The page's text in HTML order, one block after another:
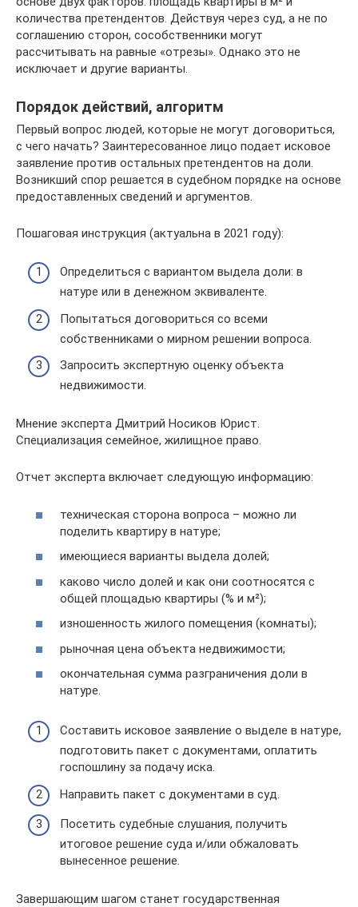
количества претендентов. Действуя через суд, а не по
соглашению сторон, сособственники могут
рассчитывать на равные «отрезы». Однако это не
исключает и другие варианты.
Порядок действий, алгоритм
Первый вопрос людей, которые не могут договориться,
с чего начать? Заинтересованное лицо подает исковое
заявление против остальных претендентов на доли.
Возникший спор решается в судебном порядке на основе
предоставленных сведений и аргументов.
Пошаговая инструкция (актуальна в 2021 году):
Определиться с вариантом выдела доли: в
натуре или в денежном эквиваленте.
Попытаться договориться со всеми
собственниками о мирном решении вопроса.
Запросить экспертную оценку объекта
недвижимости.
Мнение эксперта Дмитрий Носиков Юрист.
Специализация семейное, жилищное право.
Отчет эксперта включает следующую информацию:
техническая сторона вопроса – можно ли
поделить квартиру в натуре;
имеющиеся варианты выдела долей;
каково число долей и как они соотносятся с
общей площадью квартиры (% и м²);
изношенность жилого помещения (комнаты);
рыночная цена объекта недвижимости;
окончательная сумма разграничения доли в
натуре.
Составить исковое заявление о выделе в натуре,
подготовить пакет с документами, оплатить
госпошлину за подачу иска.
Направить пакет с документами в суд.
Посетить судебные слушания, получить
итоговое решение суда и/или обжаловать
вынесенное решение.
Завершающим шагом станет государственная